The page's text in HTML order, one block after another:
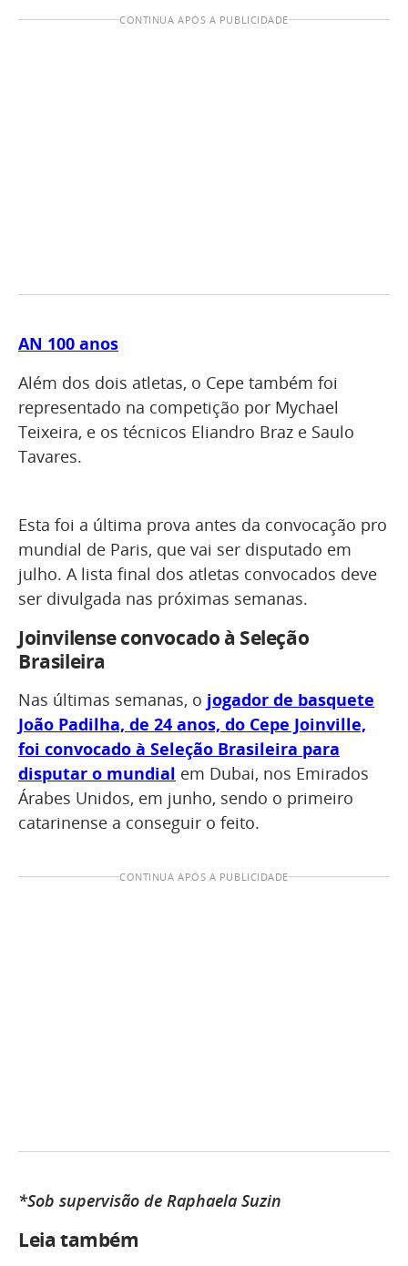
CONTINUA APÓS A PUBLICIDADE
AN 100 anos
Além dos dois atletas, o Cepe também foi
representado na competição por Mychael
Teixeira, e os técnicos Eliandro Braz e Saulo
Tavares.
Esta foi a última prova antes da convocação pro
mundial de Paris, que vai ser disputado em
julho. A lista final dos atletas convocados deve
ser divulgada nas próximas semanas.
Joinvilense convocado à Seleção
Brasileira
Nas últimas semanas, o jogador de basquete
João Padilha, de 24 anos, do Cepe Joinville,
foi convocado à Seleção Brasileira para
disputar o mundial em Dubai, nos Emirados
Árabes Unidos, em junho, sendo o primeiro
catarinense a conseguir o feito.
CONTINUA APÓS A PUBLICIDADE
*Sob supervisão de Raphaela Suzin
Leia também